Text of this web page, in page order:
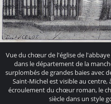
Vue du chœur de l'église de
dans le département de la
surplombés de grandes baies avec
Saint-Michel est visible au
écroulement du chœur roman, le
siècle dans un style